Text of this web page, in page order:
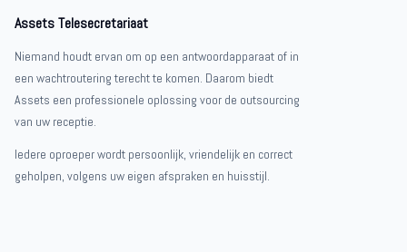
Assets Telesecretariaat
Niemand houdt ervan om op een antwoordapparaat of in
een wachtroutering terecht te komen. Daarom biedt
Assets een professionele oplossing voor de outsourcing
van uw receptie.
Iedere oproeper wordt persoonlijk, vriendelijk en correct
geholpen, volgens uw eigen afspraken en huisstijl.